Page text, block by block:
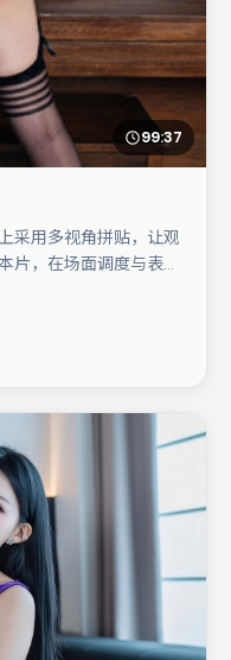
99:37
采用多视角拼贴，让观
片，在场面调度与表演
以细节塑造推动谜题层
，这部作品值得关注。